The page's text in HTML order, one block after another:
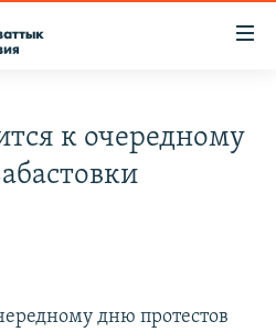
к очередному
дню протестов